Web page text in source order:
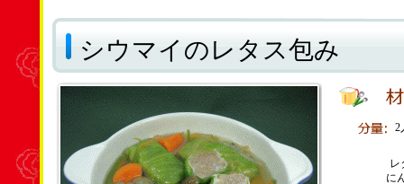
シウマイのレタス包み
2
レ
に